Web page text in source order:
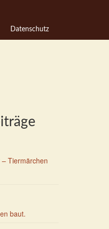
Datenschutz
baut.